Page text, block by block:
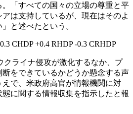
「すべての国々の立場の尊重と平
は支持しているが、現在はそのよ
と述べたという。
CHDP +0.4 RHDP -0.3 CRHDP
クライナ侵攻が激化するなか、プ
をできているかどうか懸念する声
で、米政府高官が情報機関に対
に関する情報収集を指示したと報